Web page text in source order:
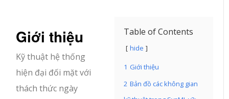
Table of Contents
hide
1 Giới thiệu
2 Bản đồ các không gian
Giới thiệu
Kỹ thuật hệ thống
hiện đại đối mặt với
thách thức ngày